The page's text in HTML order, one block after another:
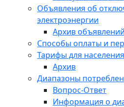
Объявления об
электроэнергии
Архив объявлений
Способы оплаты и
Тарифы для населения
Архив
Диапазоны
Вопрос-Ответ
Информация о